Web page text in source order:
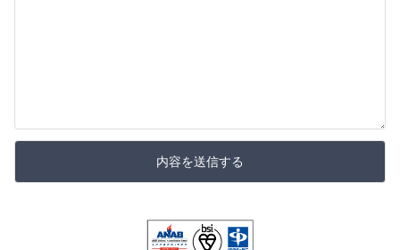
内容を送信する